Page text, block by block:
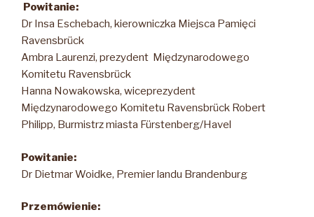
Powitanie:
Dr Insa Eschebach, kierowniczka Miejsca Pamięci
Ravensbrück
Ambra Laurenzi, prezydent Międzynarodowego
Komitetu Ravensbrück
Hanna Nowakowska, wiceprezydent
Międzynarodowego Komitetu Ravensbrück Robert
Philipp, Burmistrz miasta Fürstenberg/Havel
Powitanie:
Dr Dietmar Woidke, Premier landu Brandenburg
Przemówienie: